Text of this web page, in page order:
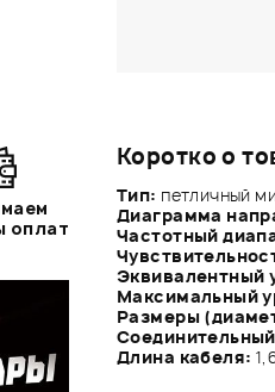
Коротко о
Тип: петличный
Диаграмма
Частотный
Эквивалентный
Максимальный
Размеры
Длина кабеля:
оплат